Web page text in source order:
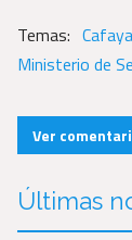
Ministerio de
Ver
Últimas